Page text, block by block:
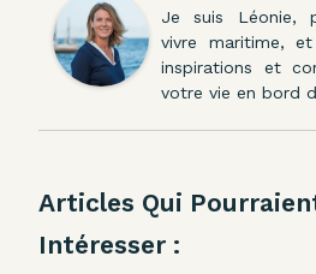
Je suis Léonie,
vivre maritime,
inspirations et
votre vie en bord
Articles Qui
Intéresser :